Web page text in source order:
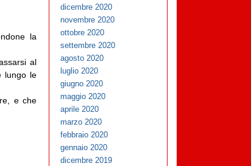
la
al
lungo le
e che
dicembre 2020
novembre 2020
ottobre 2020
settembre 2020
agosto 2020
luglio 2020
giugno 2020
maggio 2020
aprile 2020
marzo 2020
febbraio 2020
gennaio 2020
dicembre 2019